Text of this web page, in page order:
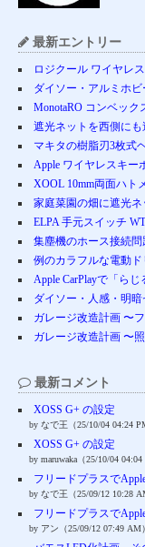
最新エントリー
ロジクール ワイヤレ
ダイソー・アルミホビ
MonotaRO コンベッ
遮光ネットを西側にも
マキタの樹脂刃3枚式
Apple ワイヤレスキー
XOOL 10mm両面ハト
家庭菜園の畑に遮光
ELPA 手元スイッチ
集塵機のホース接続
例のカラフルな電動
Apple CarPlayで「ら
ダイソー・人感・明
ガレージ改造計画 〜
ガレージ改造計画 〜
最新コメント
XOSS G+ の設定
by なで王（25/10/04 04:24
XOSS G+ の設定
by maruwaka（25/10/04 04:04
フリードプラスで
by なで王（25/09/12 10:28
フリードプラスで
by アン（25/09/12 07:49 AM）